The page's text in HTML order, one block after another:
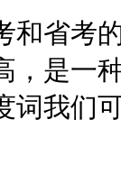
省考的
，是一
词我们